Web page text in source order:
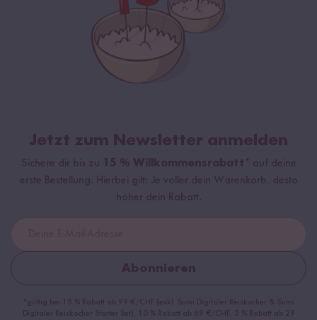
Jetzt zum Newsletter anmelden
Sichere dir bis zu 15 % Willkommensrabatt* auf deine
erste Bestellung. Hierbei gilt: Je voller dein Warenkorb, desto
höher dein Rabatt.
Abonnieren
*gültig bei 15 % Rabatt ab 99 €/CHF (exkl. Sumi Digitaler Reiskocher & Sumi
Digitaler Reiskocher Starter Set), 10 % Rabatt ab 69 €/CHF, 5 % Rabatt ab 29